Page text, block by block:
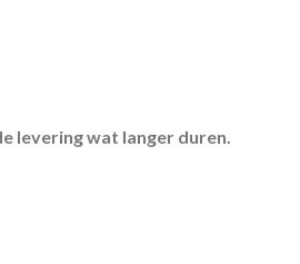
levering wat langer duren.